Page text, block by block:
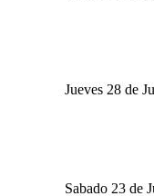
Jueves 28 de
Sabado 23 de